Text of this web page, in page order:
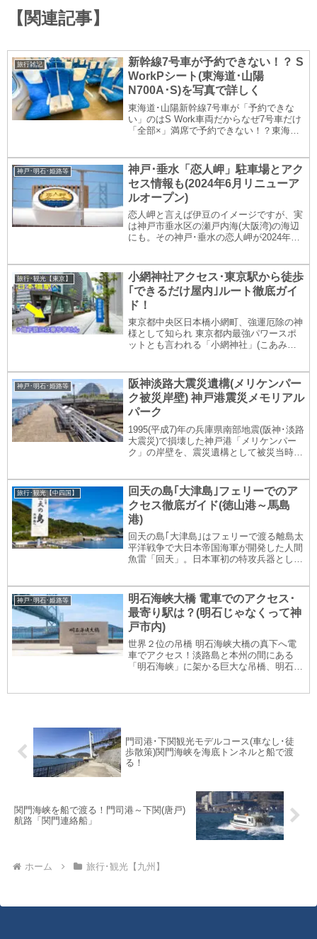
【関連記事】
旅行雑記
新幹線7号車が予約できない！？ S
WorkPシート(東海道･山陽
N700A･S)を写真で詳しく
東海道･山陽新幹線7号車が「予約できな
い」のはS Work車両だからなぜ7号車だけ
「全部×」満席で予約できない！？東海道･
などでネット予約するときに「7号車が予
約で...
神戸･明石･姫路等
神戸･垂水「恋人岬」駐車場とアク
セス情報も(2024年6月リニューア
ルオープン)
恋人岬と言えば伊豆のイメージですが、実
は神戸市垂水区の瀬戸内海(大阪湾)の海辺
にも。その神戸･垂水の恋人岬が2024年6
りだくさんでご紹介します。
旅行･観光【東京】
小網神社アクセス･東京駅から徒歩
｢できるだけ屋内｣ルート徹底ガイ
ド！
東京都中央区日本橋小網町、強運厄除の神
様として知られ 東京都内最強パワースポ
ットとも言われる「小網神社」(こあみじ
(地下通路)を通って行く」ルートを徹底ガ
イドします...
神戸･明石･姫路等
阪神淡路大震災遺構(メリケンパー
ク被災岸壁) 神戸港震災メモリアル
パーク
1995(平成7)年の兵庫県南部地震(阪神･淡路
大震災)で損壊した神戸港「メリケンパー
ク」の岸壁を、震災遺構として被災当時の
す。
旅行･観光【中四国】
回天の島｢大津島｣フェリーでのア
クセス徹底ガイド(徳山港～馬島
港)
回天の島｢大津島｣はフェリーで渡る離島太
平洋戦争で大日本帝国海軍が開発した人間
魚雷「回天」。日本軍初の特攻兵器として
しま・山口県周南市)にありました。現在
でも人間魚...
神戸･明石･姫路等
明石海峡大橋 電車でのアクセス･
最寄り駅は？(明石じゃなくって神
戸市内)
世界２位の吊橋 明石海峡大橋の真下へ電
車でアクセス！淡路島と本州の間にある
「明石海峡」に架かる巨大な吊橋、明石海
門司港･下関観光モデルコース(車なし･徒
歩散策)関門海峡を海底トンネルと船で渡
る！
関門海峡を船で渡る！門司港～下関(唐戸)
航路「関門連絡船」
ホーム 旅行･観光【九州】